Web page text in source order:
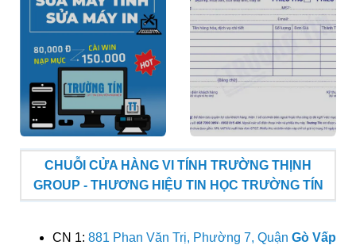
CHUỖI CỬA HÀNG VI TÍNH TRƯỜNG THỊNH
GROUP - THƯƠNG HIỆU TIN HỌC TRƯỜNG TÍN
CN 1: 881 Phan Văn Trị, Phường 7, Quận Gò Vấp